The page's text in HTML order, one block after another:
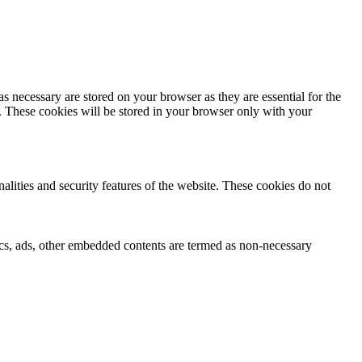
are stored on your browser as they are essential for the
These cookies will be stored in your browser only with your
and security features of the website. These cookies do not
other embedded contents are termed as non-necessary